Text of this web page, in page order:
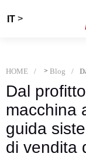
IT >
HOME > Blog
Dal
macchina
guida
di vendita